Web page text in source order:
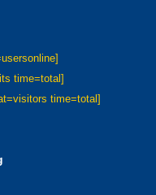
time=total]
time=total]